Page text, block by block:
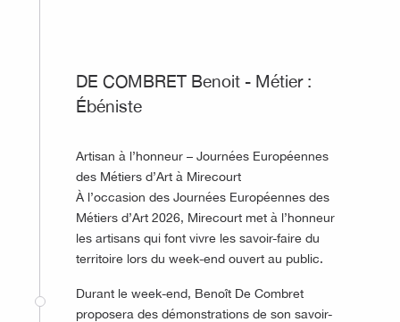
DE COMBRET Benoit - Métier :
Ébéniste
Artisan à l’honneur – Journées Européennes
des Métiers d’Art à Mirecourt
À l’occasion des Journées Européennes des
Métiers d’Art 2026, Mirecourt met à l’honneur
les artisans qui font vivre les savoir-faire du
territoire lors du week-end ouvert au public.
Durant le week-end, Benoît De Combret
proposera des démonstrations de son savoir-